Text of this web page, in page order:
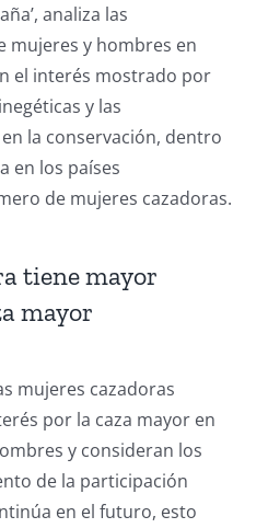
analiza las
mujeres y hombres en
el interés mostrado por
y las
la conservación, dentro
en los países
de mujeres cazadoras.
tiene mayor
mayor
mujeres cazadoras
por la caza mayor en
y consideran los
de la participación
en el futuro, esto